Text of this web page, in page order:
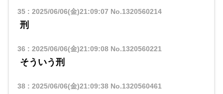
35: 2025/06/06(金)21:09:07 No.1320560214
刑
36 : 2025/06/06(金)21:09:08No.1320560221
そういう刑
38: 2025/06/06(金)21:09:38No.1320560461